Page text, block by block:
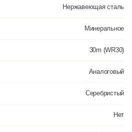
Нержавеющая сталь
Минеральное
30m (WR30)
Аналоговый
Серебристый
Нет